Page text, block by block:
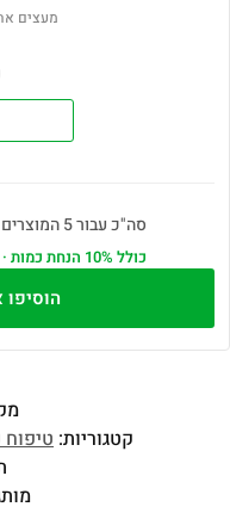
מעצים
סה"כ עבור 5 המוצרים
כולל 10% הנחת כמות · חיסכון ₪129.09
קטגוריות: טיפוח